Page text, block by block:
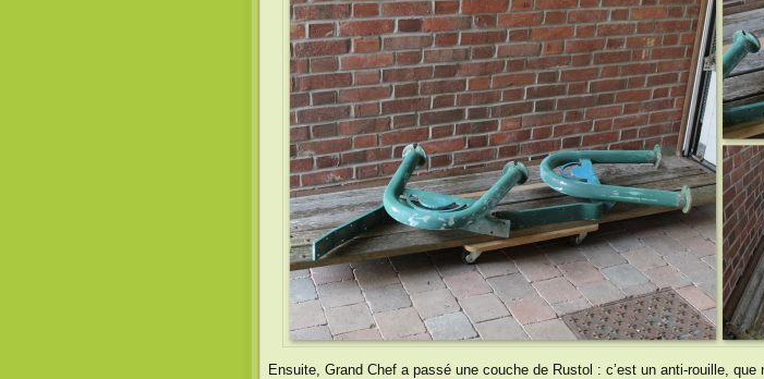
Ensuite, Grand Chef a passé une couche de Rustol : c’est un anti-rouille,